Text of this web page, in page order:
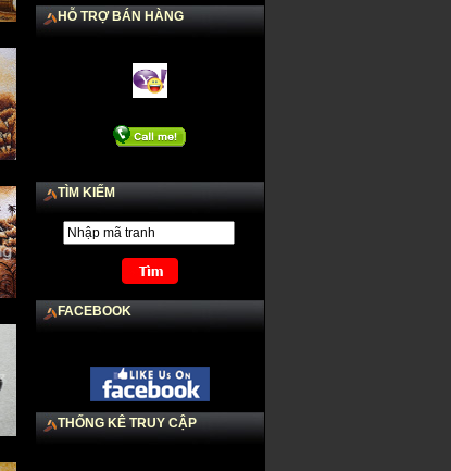
Mã thượng anh hùng
Tranh Rồng
HỖ TRỢ BÁN HÀNG
TÌM KIẾM
FACEBOOK
THỐNG KÊ TRUY CẬP